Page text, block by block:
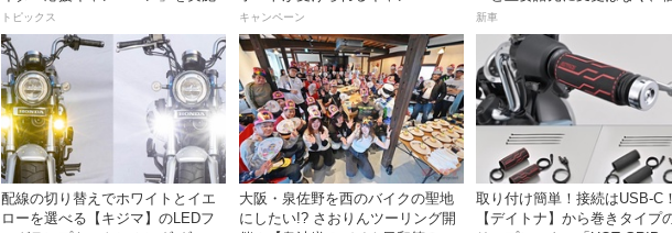
トピックス
を実施中！
キャンペーン
は据え置きの247万5000円！
新車
配線の切り替えでホワイトとイエ
ローを選べる【キジマ】のLEDフ
大阪・泉佐野を西のバイクの聖地
にしたい!? さおりんツーリング開
取り付け簡単！接続はUSB-C
【デイトナ】から巻きタイプ